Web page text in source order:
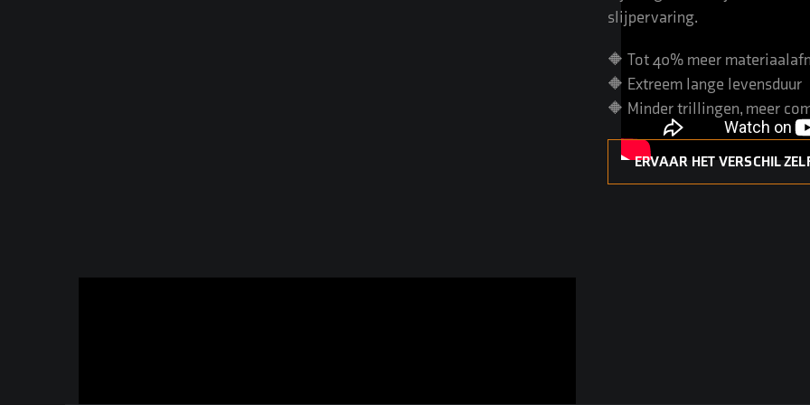
slijpervaring.
🔶 Tot 40% meer
🔶 Extreem lange levensduur
🔶 Minder trillingen, meer
ERVAAR HET VERSCHIL